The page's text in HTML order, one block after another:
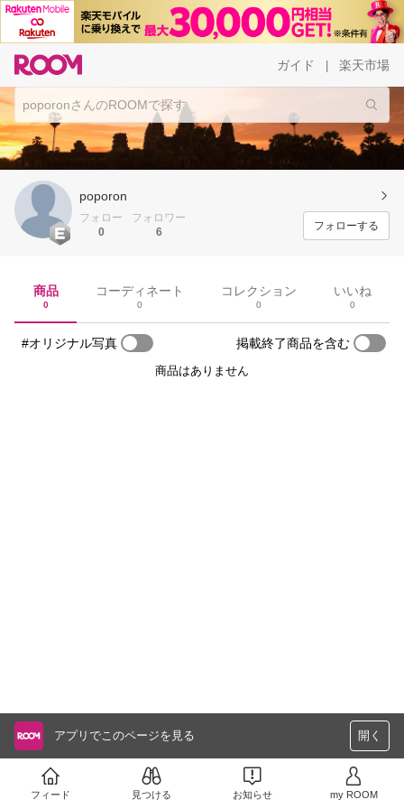
ガイド 楽天市場
poporon
フォロー
0
フォロワー
6
フォローする
商品
0
コーディネート
0
コレクション
0
いいね
0
#オリジナル写真 掲載終了商品を含む
商品はありません
アプリでこのページを見る 開く
フィード 見つける お知らせ my ROOM